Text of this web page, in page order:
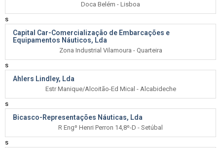
Doca Belém - Lisboa
s
Capital Car-Comercialização de Embarcações e
Equipamentos Náuticos, Lda
Zona Industrial Vilamoura - Quarteira
s
Ahlers Lindley, Lda
Estr Manique/Alcoitão-Ed Mical - Alcabideche
s
Bicasco-Representações Náuticas, Lda
R Engº Henri Perron 14,8º-D - Setúbal
s